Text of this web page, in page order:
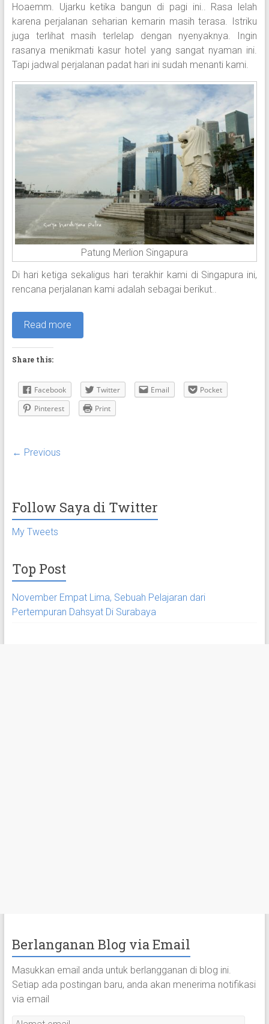
Hoaemm. Ujarku ketika bangun di pagi ini.. Rasa lelah
karena perjalanan seharian kemarin masih terasa. Istriku
juga terlihat masih terlelap dengan nyenyaknya. Ingin
rasanya menikmati kasur hotel yang sangat nyaman ini.
Tapi jadwal perjalanan padat hari ini sudah menanti kami.
Patung Merlion Singapura
Di hari ketiga sekaligus hari terakhir kami di Singapura ini,
rencana perjalanan kami adalah sebagai berikut..
Read more
Share this:
Facebook Twitter Email
Pocket
Pinterest
Print
← Previous
Follow Saya di Twitter
My Tweets
Top Post
November Empat Lima, Sebuah Pelajaran dari
Pertempuran Dahsyat Di Surabaya
Berlanganan Blog via Email
Masukkan email anda untuk berlangganan di blog ini.
Setiap ada postingan baru, anda akan menerima notifikasi
via email